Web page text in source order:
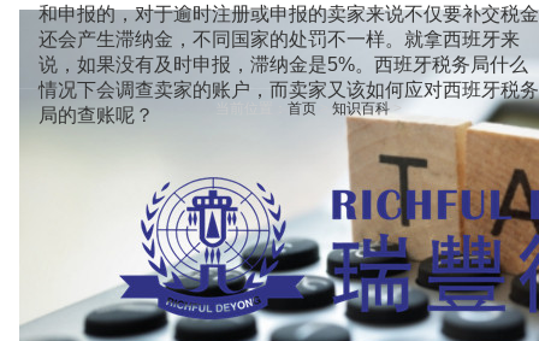
首页> 知识百科>
和申报的，对于逾时注册或申报的卖家来说不仅要补交税金
还会产生滞纳金，不同国家的处罚不一样。就拿西班牙来
说，如果没有及时申报，滞纳金是5%。西班牙税务局什么
情况下会调查卖家的账户，而卖家又该如何应对西班牙税务
局的查账呢？